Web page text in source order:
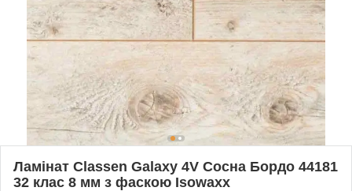
Ламінат Classen Galaxy 4V Сосна Бордо 44181
32 клас 8 мм з фаскою Isowaxx